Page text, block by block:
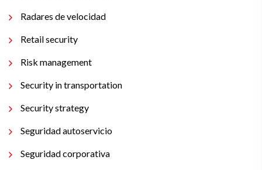
Radares de velocidad
Retail security
Risk management
Security in transportation
Security strategy
Seguridad autoservicio
Seguridad corporativa